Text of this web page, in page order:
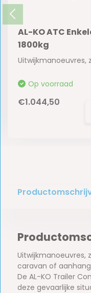
AL-KO ATC
1800kg
Op voorraad
€1.044,50
Uitwijkmanoeuvres,
caravan of
De AL-KO Trailer
deze gevaarlijke